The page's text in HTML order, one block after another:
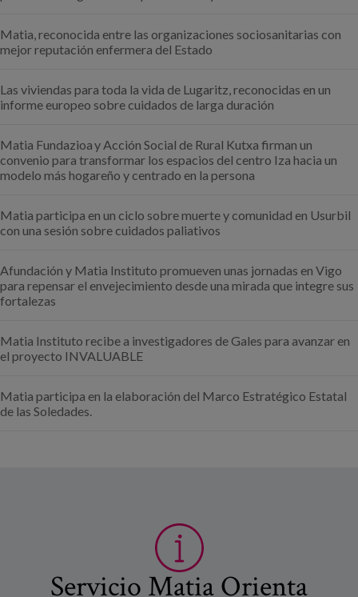
Matia, reconocida entre las organizaciones sociosanitarias con
mejor reputación enfermera del Estado
Las viviendas para toda la vida de Lugaritz, reconocidas en un
informe europeo sobre cuidados de larga duración
Matia Fundazioa y Acción Social de Rural Kutxa firman un
convenio para transformar los espacios del centro Iza hacia un
modelo más hogareño y centrado en la persona
Matia participa en un ciclo sobre muerte y comunidad en Usurbil
con una sesión sobre cuidados paliativos
Afundación y Matia Instituto promueven unas jornadas en Vigo
para repensar el envejecimiento desde una mirada que integre sus
fortalezas
Matia Instituto recibe a investigadores de Gales para avanzar en
el proyecto INVALUABLE
Matia participa en la elaboración del Marco Estratégico Estatal
de las Soledades.
Servicio Matia Orienta